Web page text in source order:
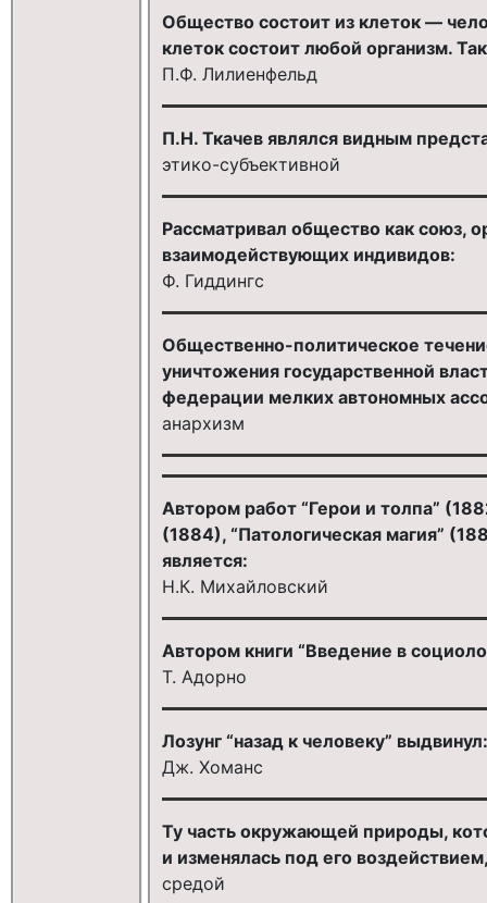
Общество состоит из клеток —
клеток состоит любой организм.
П.Ф. Лилиенфельд
П.Н. Ткачев являлся видным
этико-субъективной
Рассматривал общество как союз,
взаимодействующих индивидов:
Ф. Гиддингс
Общественно-политическое
уничтожения государственной
федерации мелких автономных
анархизм
Автором работ “Герои и толпа”
(1884), “Патологическая магия”
является:
Н.К. Михайловский
Автором книги “Введение в
Т. Адорно
Лозунг “назад к человеку” выдвинул:
Дж. Хоманс
Ту часть окружающей природы,
и изменялась под его
средой